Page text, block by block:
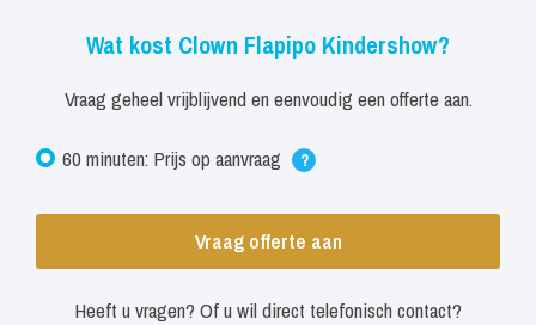
Acrobatiek en andere circuskunstjes.
Boekingen Clown Flapipo Kindershow
De show is voorzien van prachtige decorstukken, attributen,
geschenkjes voor de assisterende kinderen en een
Wat kost Clown Flapipo Kindershow?
Vraag geheel vrijblijvend en eenvoudig een offerte aan.
60 minuten: Prijs op aanvraag ?
Vraag offerte aan
Heeft u vragen? Of u wil direct telefonisch contact?